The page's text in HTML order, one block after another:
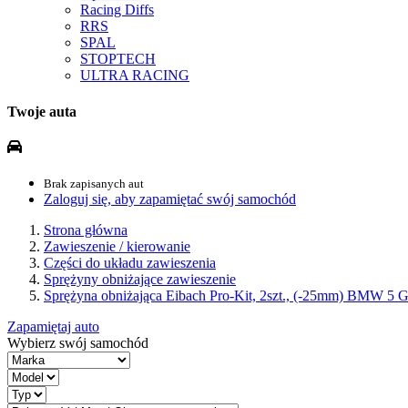
Racing Diffs
RRS
SPAL
STOPTECH
ULTRA RACING
Twoje auta
Brak zapisanych aut
Zaloguj się, aby zapamiętać swój samochód
Strona główna
Zawieszenie / kierowanie
Części do układu zawieszenia
Sprężyny obniżające zawieszenie
Sprężyna obniżająca Eibach Pro-Kit, 2szt., (-25mm) BMW
Zapamiętaj auto
Wybierz swój samochód